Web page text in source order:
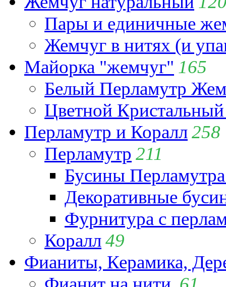
Пары и единичные
Жемчуг в нитях (и
Майорка "жемчуг" 165
Белый Перламутр
Цветной
Перламутр и Коралл258
Перламутр 211
Бусины
Декоративные
Фурнитура с
Коралл49
Фианиты, Керамика,